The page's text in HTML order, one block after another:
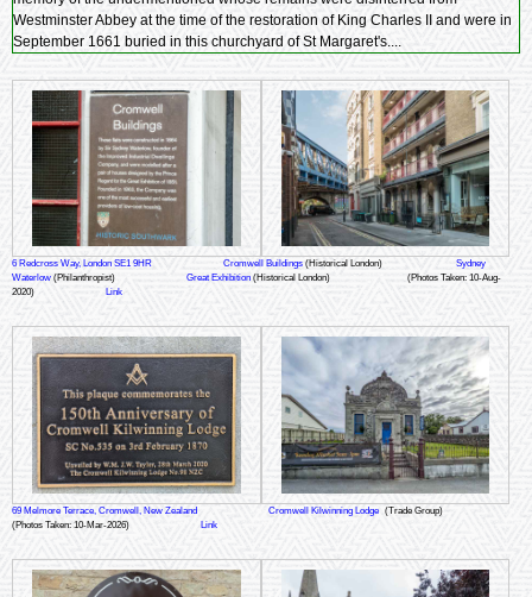
Westminster Abbey at the time of the restoration of King Charles II and were in
September 1661 buried in this churchyard of St Margaret's....
6 Redcross Way, London SE1 9HR Cromwell Buildings (Historical London)
Sydney
Waterlow (Philanthropist) Great Exhibition (Historical London)
(Photos Taken: 10-Aug-
2020)
Link
69 Melmore Terrace, Cromwell, New Zealand Cromwell Kilwinning Lodge (Trade Group)
(Photos Taken: 10-Mar-2026)
Link